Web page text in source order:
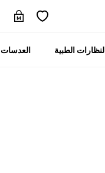
النظارات الطبية